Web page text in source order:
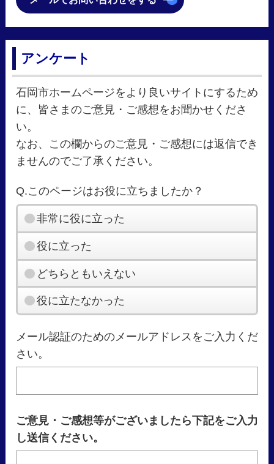
アンケート
石岡市ホームページをより良いサイトにするため
に、皆さまのご意見・ご感想をお聞かせくださ
い。
なお、この欄からのご意見・ご感想には返信でき
ませんのでご了承ください。
Q.このページはお役に立ちましたか？
非常に役に立った
役に立った
どちらともいえない
役に立たなかった
メール認証のためのメールアドレスをご入力くだ
さい。
ご意見・ご感想等がございましたら下記をご入力
し送信ください。